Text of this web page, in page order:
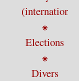
(international)
⁕
Elections
⁕
Divers